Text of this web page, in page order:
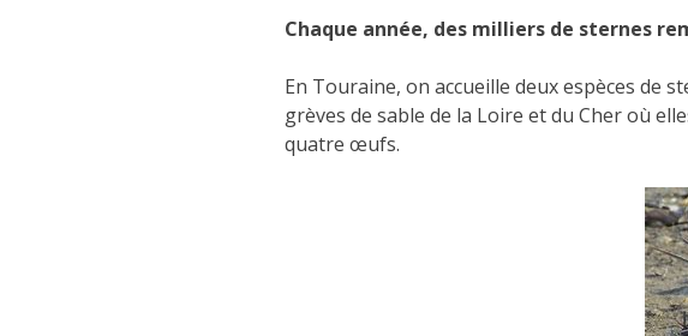
Chaque année, des milliers de sternes
En Touraine, on accueille deux espèces de
grèves de sable de la Loire et du Cher où
quatre œufs.